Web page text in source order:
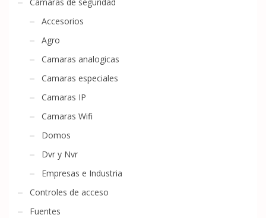
Accesorios
Agro
Camaras analogicas
Camaras especiales
Camaras IP
Camaras Wifi
Domos
Dvr y Nvr
Empresas e Industria
Controles de acceso
Fuentes